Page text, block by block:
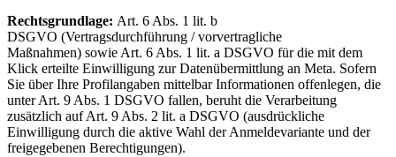
Rechtsgrundlage: Art. 6 Abs. 1 lit. b
DSGVO (Vertragsdurchführung / vorvertragliche
Maßnahmen) sowie Art. 6 Abs. 1 lit. a DSGVO für die mit dem
Klick erteilte Einwilligung zur Datenübermittlung an Meta. Sofern
Sie über Ihre Profilangaben mittelbar Informationen offenlegen, die
unter Art. 9 Abs. 1 DSGVO fallen, beruht die Verarbeitung
zusätzlich auf Art. 9 Abs. 2 lit. a DSGVO (ausdrückliche
Einwilligung durch die aktive Wahl der Anmeldevariante und der
freigegebenen Berechtigungen).